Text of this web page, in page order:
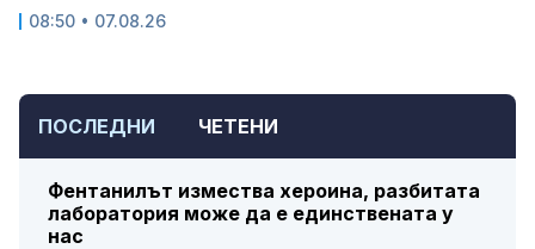
ПОСЛЕДНИ ЧЕТЕНИ
Фентанилът измества хероина, разбитата
лаборатория може да е единствената у
нас
08:50 • 07.08.26